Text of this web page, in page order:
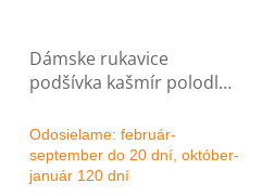
Dámske rukavice
podšívka kašmír polodlhé
farby
Odosielame: február-
september do 20 dní, október-
január 120 dní